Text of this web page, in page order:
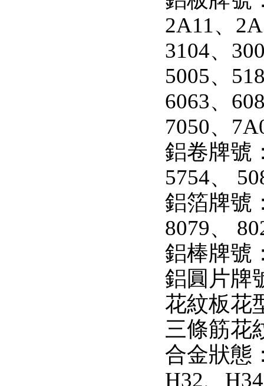
2A11、
3104、
5005、
6063、
7050、
鋁卷牌號
5754、
鋁箔牌號
8079、
鋁棒牌號
鋁圓片牌
花紋板花
三條筋花
合金狀態
H32、